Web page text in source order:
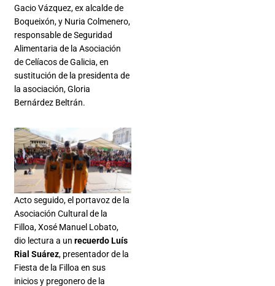
Gacio Vázquez, ex alcalde de
Boqueixón, y Nuria Colmenero,
responsable de Seguridad
Alimentaria de la Asociación
de Celíacos de Galicia, en
sustitución de la presidenta de
la asociación, Gloria
Bernárdez Beltrán.
Acto seguido, el portavoz de la
Asociación Cultural de la
Filloa, Xosé Manuel Lobato,
dio lectura a unrecuerdoLuís
Rial Suárez, presentador de la
Fiesta de la Filloa en sus
inicios y pregonero de la